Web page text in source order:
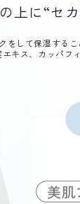
上に“セ
をして保湿する
キス、カッパフ